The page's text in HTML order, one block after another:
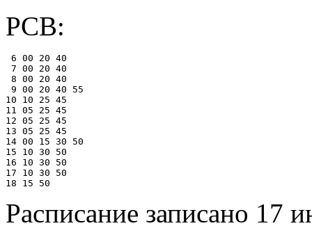
РСВ:
6 00 20 40
7 00 20 40
8 00 20 40
9 00 20 40 55
10 10 25 45
11 05 25 45
12 05 25 45
13 05 25 45
14 00 15 30 50
15 10 30 50
16 10 30 50
17 10 30 50
Расписание записано 17